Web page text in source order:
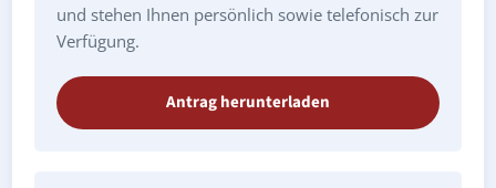
und stehen Ihnen persönlich sowie telefonisch zur
Verfügung.
Antrag herunterladen